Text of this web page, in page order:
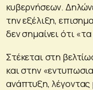
κυβερνήσεων.
την εξέλιξη,
δεν σημαίνει ότι
Στέκεται στη
και στην
ανάπτυξη, λέγοντας